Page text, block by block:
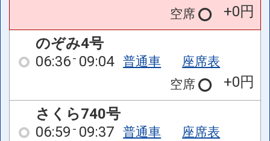
空席
+0円
のぞみ4号
06:36 09:04 普通車
座席表
空席
+0円
さくら740号
06:59 09:37 普通車
座席表